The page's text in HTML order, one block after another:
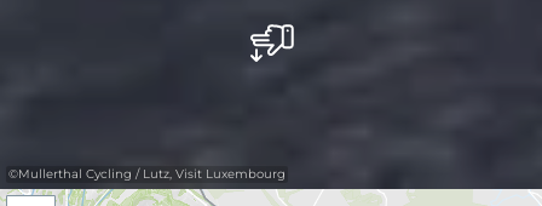
©Mullerthal Cycling / Lutz, Visit Luxembourg